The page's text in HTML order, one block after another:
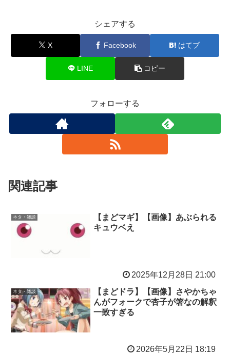
シェアする
X Facebook はてブ
LINE コピー
フォローする
関連記事
ネタ・雑談
【まどマギ】【画像】あぶられる
キュウベえ
2025年12月28日 21:00
ネタ・雑談
【まどドラ】【画像】さやかちゃ
んがフォークで杏子が箸なの解釈
一致すぎる
2026年5月22日 18:19